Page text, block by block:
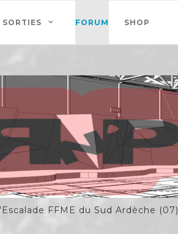
SORTIES FORUM SHOP
FFME du Sud Ardèche (07)